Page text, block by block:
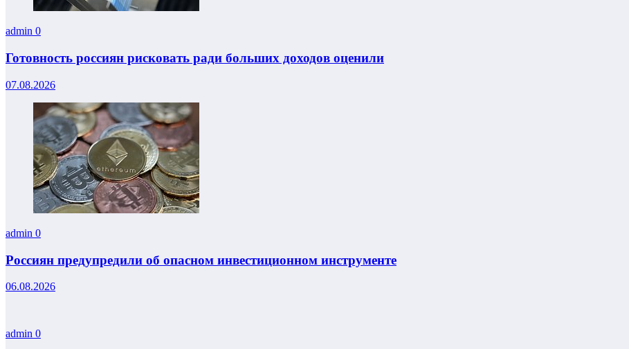
admin 0
Готовность россиян рисковать ради больших доходов оценили
07.08.2026
admin 0
Россиян предупредили об опасном инвестиционном инструменте
06.08.2026
admin 0